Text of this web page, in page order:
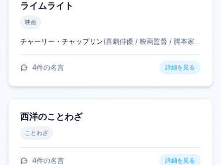
ライムライト
映画
チャーリー・チャップリン(喜劇俳優 / 映画監督 / 脚本家 / 作曲家
4件の名言 詳細を見る
西洋のことわざ
ことわざ
4件の名言 詳細を見る